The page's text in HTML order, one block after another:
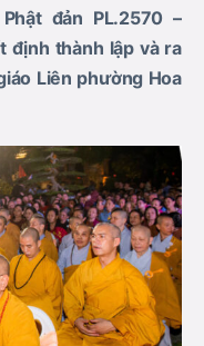
đản PL.2570 –
định thành lập và ra
Liên phường Hoa